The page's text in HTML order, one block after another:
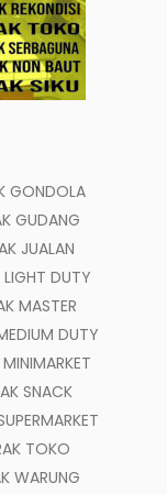
GONDOLA
GUDANG
JUALAN
LIGHT DUTY
MASTER
DUTY
SNACK
TOKO
WARUNG